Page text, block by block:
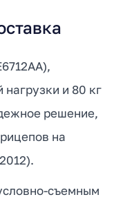
нагрузки и 80 кг
решение,
на
съемным